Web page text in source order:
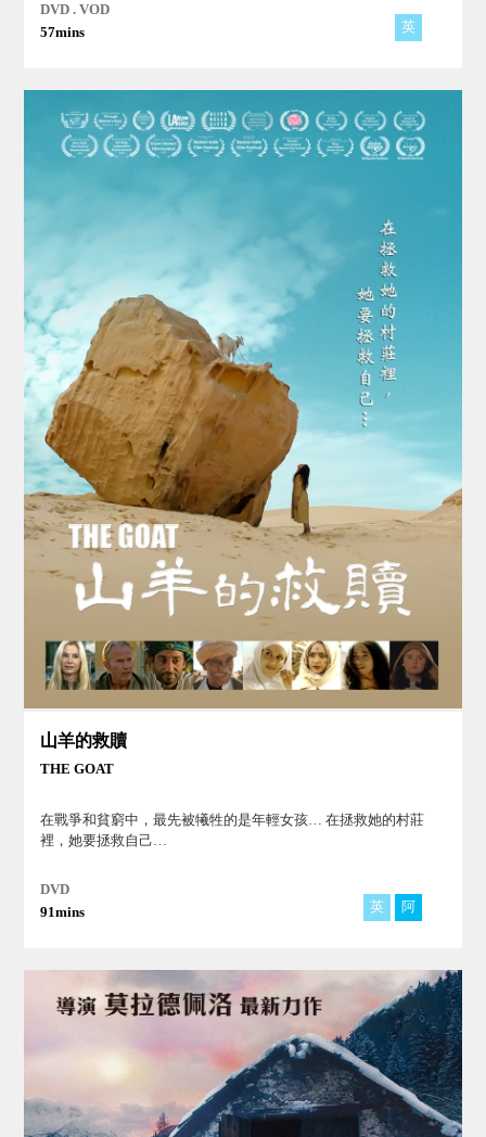
DVD . VOD
57mins
英
山羊的救贖
THE GOAT
在戰爭和貧窮中，最先被犧牲的是年輕女孩… 在拯救她的村莊
裡，她要拯救自己…
DVD
91mins
英 阿